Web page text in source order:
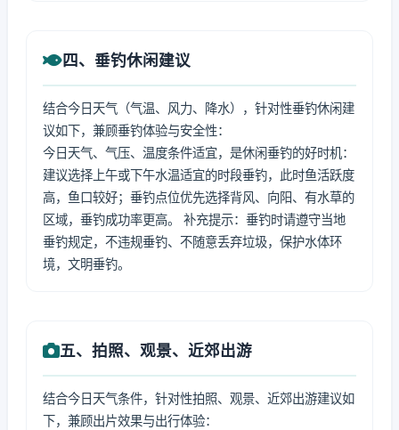
四、垂钓休闲建议
结合今日天气（气温、风力、降水），针对性垂钓休闲建
议如下，兼顾垂钓体验与安全性：
今日天气、气压、温度条件适宜，是休闲垂钓的好时机：
建议选择上午或下午水温适宜的时段垂钓，此时鱼活跃度
高，鱼口较好；垂钓点位优先选择背风、向阳、有水草的
区域，垂钓成功率更高。 补充提示：垂钓时请遵守当地
垂钓规定，不违规垂钓、不随意丢弃垃圾，保护水体环
境，文明垂钓。
五、拍照、观景、近郊出游
结合今日天气条件，针对性拍照、观景、近郊出游建议如
下，兼顾出片效果与出行体验：